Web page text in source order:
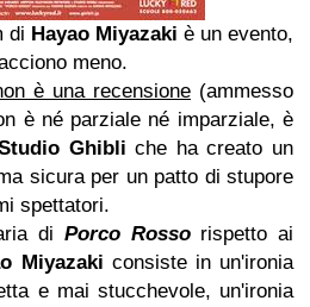
di Hayao Miyazaki è un evento,
meno.
è una recensione (ammesso
è né parziale né imparziale, è
Ghibli che ha creato un
sicura per un patto di stupore
spettatori.
di Porco Rossorispetto ai
Miyazaki consiste in un'ironia
e mai stucchevole, un'ironia